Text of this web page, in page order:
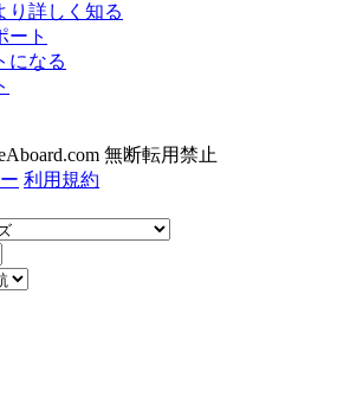
り詳しく知る
ート
になる
無断転用禁止
利用規約